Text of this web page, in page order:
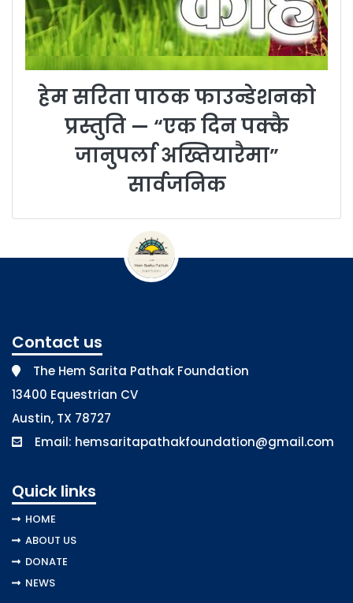
हेम सरिता पाठक फाउन्डेशनको
प्रस्तुति — “एक दिन पक्कै
जानुपर्ला अख्तियारैमा”
सार्वजनिक
Contact us
The Hem Sarita Pathak Foundation
13400 Equestrian CV
Austin, TX 78727
Email: hemsaritapathakfoundation@gmail.com
Quick links
HOME
ABOUT US
DONATE
NEWS